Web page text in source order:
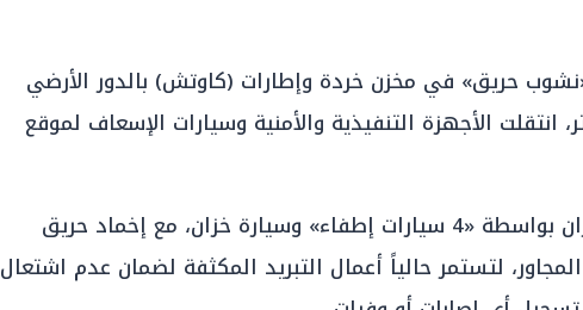
«نشوب حريق» في مخزن خردة وإطارات (كاوتش) بالدور الأرضي
مساحة 300 متر، انتقلت الأجهزة التنفيذية والأمنية وسيارات الإسعاف لموقع
وتمت محاصرة النيران بواسطة «4 سيارات إطفاء» وسيارة خزان، مع إخماد حريق
لتستمر حالياً أعمال التبريد المكثفة لضمان عدم اشتعال